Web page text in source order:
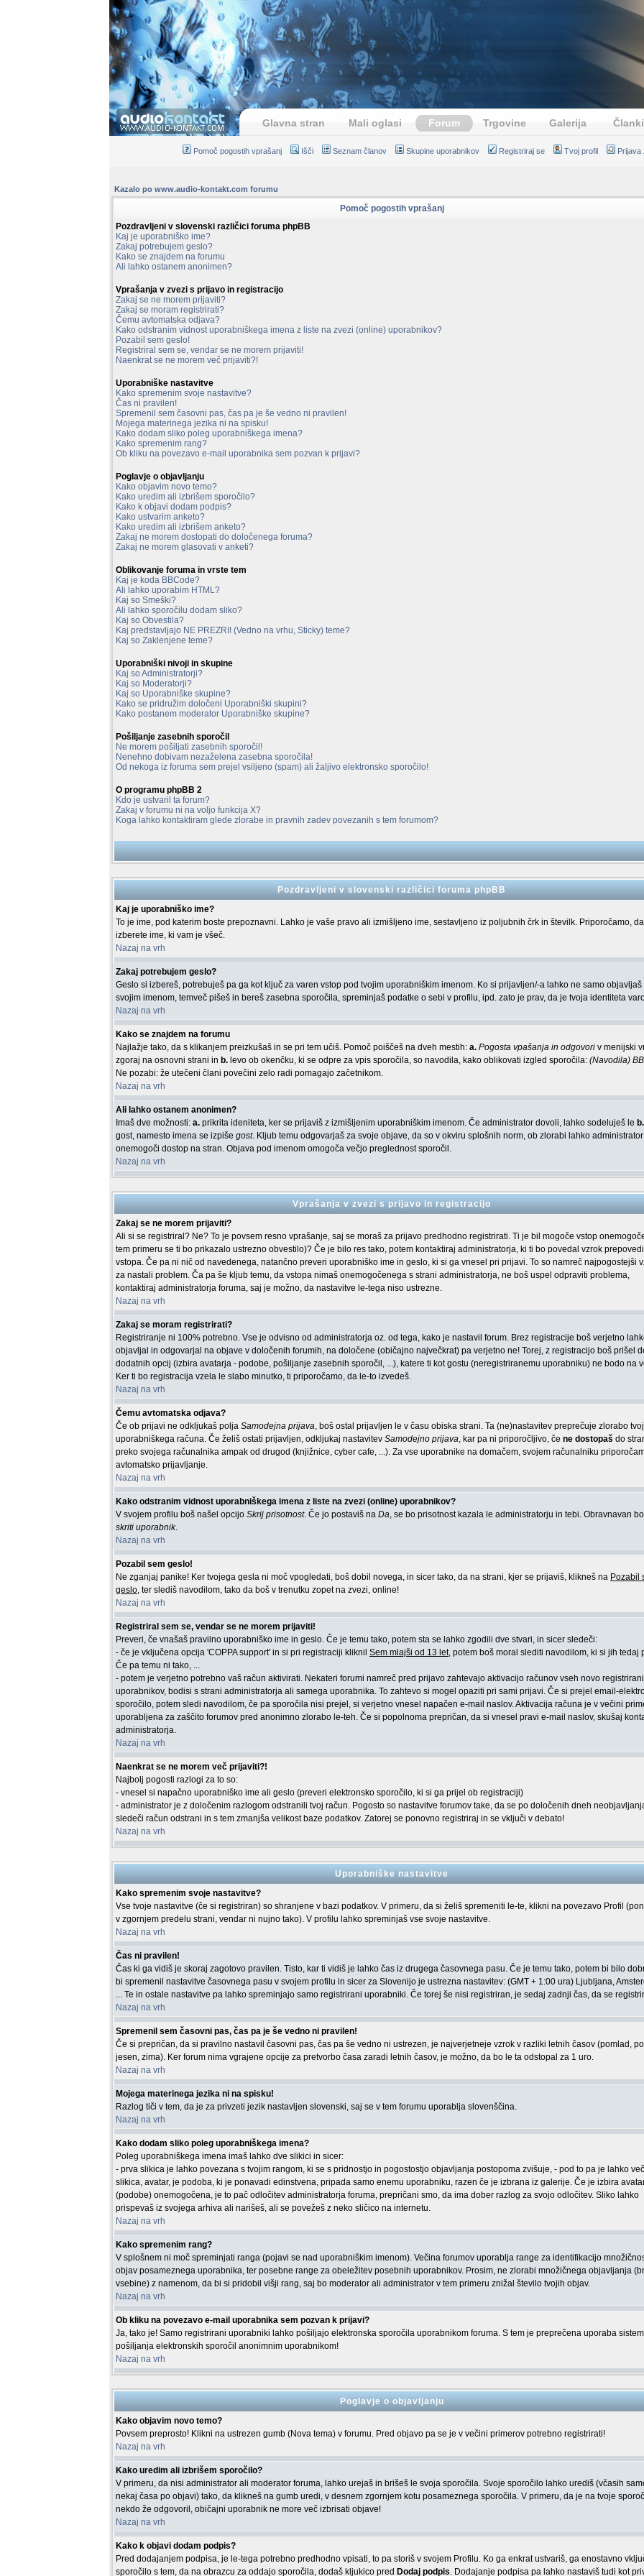
Glavna stran Mali oglasi Forum Trgovine Galerija Članki
Pomoč pogostih vprašanj Išči Seznam članov Skupine uporabnikov Registriraj se Tvoj profil Prijava
Kazalo po www.audio-kontakt.com forumu
Pomoč pogostih vprašanj
Pozdravljeni v slovenski različici foruma phpBB
Kaj je uporabniško ime?
Zakaj potrebujem geslo?
Kako se znajdem na forumu
Ali lahko ostanem anonimen?
Vprašanja v zvezi s prijavo in registracijo
Zakaj se ne morem prijaviti?
Zakaj se moram registrirati?
Čemu avtomatska odjava?
Kako odstranim vidnost uporabniškega imena z liste na zvezi (online) uporabnikov?
Pozabil sem geslo!
Registriral sem se, vendar se ne morem prijaviti!
Naenkrat se ne morem več prijaviti?!
Uporabniške nastavitve
Kako spremenim svoje nastavitve?
Čas ni pravilen!
Spremenil sem časovni pas, čas pa je še vedno ni pravilen!
Mojega materinega jezika ni na spisku!
Kako dodam sliko poleg uporabniškega imena?
Kako spremenim rang?
Ob kliku na povezavo e-mail uporabnika sem pozvan k prijavi?
Poglavje o objavljanju
Kako objavim novo temo?
Kako uredim ali izbrišem sporočilo?
Kako k objavi dodam podpis?
Kako ustvarim anketo?
Kako uredim ali izbrišem anketo?
Zakaj ne morem dostopati do določenega foruma?
Zakaj ne morem glasovati v anketi?
Oblikovanje foruma in vrste tem
Kaj je koda BBCode?
Ali lahko uporabim HTML?
Kaj so Smeški?
Ali lahko sporočilu dodam sliko?
Kaj so Obvestila?
Kaj predstavljajo NE PREZRI! (Vedno na vrhu, Sticky) teme?
Kaj so Zaklenjene teme?
Uporabniški nivoji in skupine
Kaj so Administratorji?
Kaj so Moderatorji?
Kaj so Uporabniške skupine?
Kako se pridružim določeni Uporabniški skupini?
Kako postanem moderator Uporabniške skupine?
Pošiljanje zasebnih sporočil
Ne morem pošiljati zasebnih sporočil!
Nenehno dobivam nezaželena zasebna sporočila!
Od nekoga iz foruma sem prejel vsiljeno (spam) ali žaljivo elektronsko sporočilo!
O programu phpBB 2
Kdo je ustvaril ta forum?
Zakaj v forumu ni na voljo funkcija X?
Koga lahko kontaktiram glede zlorabe in pravnih zadev povezanih s tem forumom?
Pozdravljeni v slovenski različici foruma phpBB
Kaj je uporabniško ime?
To je ime, pod katerim boste prepoznavni. Lahko je vaše pravo ali izmišljeno ime, sestavljeno iz poljubnih črk in številk. Priporočamo,
izberete ime, ki vam je všeč.
Nazaj na vrh
Zakaj potrebujem geslo?
Geslo si izbereš, potrebuješ pa ga kot ključ za varen vstop pod tvojim uporabniškim imenom. Ko si prijavljen/-a lahko ne samo objavljaš
svojim imenom, temveč pišeš in bereš zasebna sporočila, spreminjaš podatke o sebi v profilu, ipd. zato je prav, da je tvoja identiteta
Nazaj na vrh
Kako se znajdem na forumu
Najlažje tako, da s klikanjem preizkušaš in se pri tem učiš. Pomoč poiščeš na dveh mestih: a. Pogosta vpašanja in odgovori v menijski
zgoraj na osnovni strani in b. levo ob okenčku, ki se odpre za vpis sporočila, so navodila, kako oblikovati izgled sporočila: (Navodila)
Ne pozabi: že utečeni člani povečini zelo radi pomagajo začetnikom.
Nazaj na vrh
Ali lahko ostanem anonimen?
Imaš dve možnosti: a. prikrita ideniteta, ker se prijaviš z izmišljenim uporabniškim imenom. Če administrator dovoli, lahko sodeluješ le b.
gost, namesto imena se izpiše gost. Kljub temu odgovarjaš za svoje objave, da so v okviru splošnih norm, ob zlorabi lahko administrator
onemogoči dostop na stran. Objava pod imenom omogoča večjo preglednost sporočil.
Nazaj na vrh
Vprašanja v zvezi s prijavo in registracijo
Zakaj se ne morem prijaviti?
Ali si se registriral? Ne? To je povsem resno vprašanje, saj se moraš za prijavo predhodno registrirati. Ti je bil mogoče vstop
tem primeru se ti bo prikazalo ustrezno obvestilo)? Če je bilo res tako, potem kontaktiraj administratorja, ki ti bo povedal vzrok prepovedi
vstopa. Če pa ni nič od navedenega, natančno preveri uporabniško ime in geslo, ki si ga vnesel pri prijavi. To so namreč najpogostejši
za nastali problem. Ča pa še kljub temu, da vstopa nimaš onemogočenega s strani administratorja, ne boš uspel odpraviti problema,
kontaktiraj administratorja foruma, saj je možno, da nastavitve le-tega niso ustrezne.
Nazaj na vrh
Zakaj se moram registrirati?
Registriranje ni 100% potrebno. Vse je odvisno od administratorja oz. od tega, kako je nastavil forum. Brez registracije boš verjetno
objavljal in odgovarjal na objave v določenih forumih, na določene (običajno največkrat) pa verjetno ne! Torej, z registracijo boš prišel
dodatnih opcij (izbira avatarja - podobe, pošiljanje zasebnih sporočil, ...), katere ti kot gostu (neregistriranemu uporabniku) ne bodo na
Ker ti bo registracija vzela le slabo minutko, ti priporočamo, da le-to izvedeš.
Nazaj na vrh
Čemu avtomatska odjava?
Če ob prijavi ne odkljukaš polja Samodejna prijava, boš ostal prijavljen le v času obiska strani. Ta (ne)nastavitev preprečuje zlorabo
uporabniškega računa. Če želiš ostati prijavljen, odkljukaj nastavitev Samodejno prijava, kar pa ni priporočljivo, če ne dostopaš do
preko svojega računalnika ampak od drugod (knjižnice, cyber cafe, ...). Za vse uporabnike na domačem, svojem računalniku
avtomatsko prijavljanje.
Nazaj na vrh
Kako odstranim vidnost uporabniškega imena z liste na zvezi (online) uporabnikov?
V svojem profilu boš našel opcijo Skrij prisotnost. Če jo postaviš na Da, se bo prisotnost kazala le administratorju in tebi. Obravnavan
skriti uporabnik.
Nazaj na vrh
Pozabil sem geslo!
Ne zganjaj panike! Ker tvojega gesla ni moč vpogledati, boš dobil novega, in sicer tako, da na strani, kjer se prijaviš, klikneš na Pozabil
geslo, ter slediš navodilom, tako da boš v trenutku zopet na zvezi, online!
Nazaj na vrh
Registriral sem se, vendar se ne morem prijaviti!
Preveri, če vnašaš pravilno uporabniško ime in geslo. Če je temu tako, potem sta se lahko zgodili dve stvari, in sicer sledeči:
- če je vključena opcija 'COPPA support' in si pri registraciji kliknil Sem mlajši od 13 let, potem boš moral slediti navodilom, ki si jih tedaj
Če pa temu ni tako, ...
- potem je verjetno potrebno vaš račun aktivirati. Nekateri forumi namreč pred prijavo zahtevajo aktivacijo računov vseh novo
uporabnikov, bodisi s strani administratorja ali samega uporabnika. To zahtevo si mogel opaziti pri sami prijavi. Če si prejel email-
sporočilo, potem sledi navodilom, če pa sporočila nisi prejel, si verjetno vnesel napačen e-mail naslov. Aktivacija računa je v večini
uporabljena za zaščito forumov pred anonimno zlorabo le-teh. Če si popolnoma prepričan, da si vnesel pravi e-mail naslov, skušaj
administratorja.
Nazaj na vrh
Naenkrat se ne morem več prijaviti?!
Najbolj pogosti razlogi za to so:
- vnesel si napačno uporabniško ime ali geslo (preveri elektronsko sporočilo, ki si ga prijel ob registraciji)
- administrator je z določenim razlogom odstranili tvoj račun. Pogosto so nastavitve forumov take, da se po določenih dneh
sledeči račun odstrani in s tem zmanjša velikost baze podatkov. Zatorej se ponovno registriraj in se vključi v debato!
Nazaj na vrh
Uporabniške nastavitve
Kako spremenim svoje nastavitve?
Vse tvoje nastavitve (če si registriran) so shranjene v bazi podatkov. V primeru, da si želiš spremeniti le-te, klikni na povezavo Profil
v zgornjem predelu strani, vendar ni nujno tako). V profilu lahko spreminjaš vse svoje nastavitve.
Nazaj na vrh
Čas ni pravilen!
Čas ki ga vidiš je skoraj zagotovo pravilen. Tisto, kar ti vidiš je lahko čas iz drugega časovnega pasu. Če je temu tako, potem bi bilo
bi spremenil nastavitve časovnega pasu v svojem profilu in sicer za Slovenijo je ustrezna nastavitev: (GMT + 1:00 ura) Ljubljana,
... Te in ostale nastavitve pa lahko spreminjajo samo registrirani uporabniki. Če torej še nisi registriran, je sedaj zadnji čas, da se
Nazaj na vrh
Spremenil sem časovni pas, čas pa je še vedno ni pravilen!
Če si prepričan, da si pravilno nastavil časovni pas, čas pa še vedno ni ustrezen, je najverjetneje vzrok v razliki letnih časov (pomlad,
jesen, zima). Ker forum nima vgrajene opcije za pretvorbo časa zaradi letnih časov, je možno, da bo le ta odstopal za 1 uro.
Nazaj na vrh
Mojega materinega jezika ni na spisku!
Razlog tiči v tem, da je za privzeti jezik nastavljen slovenski, saj se v tem forumu uporablja slovenščina.
Nazaj na vrh
Kako dodam sliko poleg uporabniškega imena?
Poleg uporabniškega imena imaš lahko dve slikici in sicer:
- prva slikica je lahko povezana s tvojim rangom, ki se s pridnostjo in pogostostjo objavljanja postopoma zvišuje, - pod to pa je lahko
slikica, avatar, je podoba, ki je ponavadi edinstvena, pripada samo enemu uporabniku, razen če je izbrana iz galerije. Če je izbira
(podobe) onemogočena, je to pač odločitev administratorja foruma, prepričani smo, da ima dober razlog za svojo odločitev. Sliko lahko
prispevaš iz svojega arhiva ali narišeš, ali se povežeš z neko sličico na internetu.
Nazaj na vrh
Kako spremenim rang?
V splošnem ni moč spreminjati ranga (pojavi se nad uporabniškim imenom). Večina forumov uporablja range za identifikacijo
objav posameznega uporabnika, ter posebne range za obeležitev posebnih uporabnikov. Prosim, ne zlorabi množičnega objavljanja
vsebine) z namenom, da bi si pridobil višji rang, saj bo moderator ali administrator v tem primeru znižal število tvojih objav.
Nazaj na vrh
Ob kliku na povezavo e-mail uporabnika sem pozvan k prijavi?
Ja, tako je! Samo registrirani uporabniki lahko pošiljajo elektronska sporočila uporabnikom foruma. S tem je preprečena uporaba
pošiljanja elektronskih sporočil anonimnim uporabnikom!
Nazaj na vrh
Poglavje o objavljanju
Kako objavim novo temo?
Povsem preprosto! Klikni na ustrezen gumb (Nova tema) v forumu. Pred objavo pa se je v večini primerov potrebno registrirati!
Nazaj na vrh
Kako uredim ali izbrišem sporočilo?
V primeru, da nisi administrator ali moderator foruma, lahko urejaš in brišeš le svoja sporočila. Svoje sporočilo lahko urediš (včasih
nekaj časa po objavi) tako, da klikneš na gumb uredi, v desnem zgornjem kotu posameznega sporočila. V primeru, da je na tvoje
nekdo že odgovoril, običajni uporabnik ne more več izbrisati objave!
Nazaj na vrh
Kako k objavi dodam podpis?
Pred dodajanjem podpisa, je le-tega potrebno predhodno vpisati, to pa storiš v svojem Profilu. Ko ga enkrat ustvariš, ga enostavno
sporočilo s tem, da na obrazcu za oddajo sporočila, dodaš kljukico pred Dodaj podpis. Dodajanje podpisa pa lahko nastaviš tudi kot